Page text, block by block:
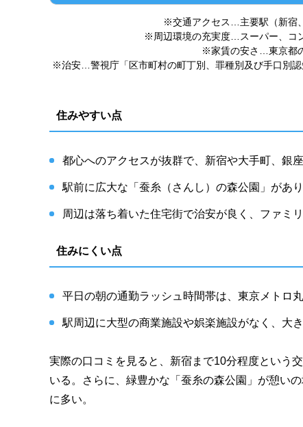
※交通アクセス…主要駅（新宿
※周辺環境の充実度…スーパー、コ
※家賃の安さ…東京都
※治安…警視庁「区市町村の町丁別、罪種別及び手口別
住みやすい点
都心へのアクセスが抜群で、新宿や大手町、銀
駅前に広大な「蚕糸（さんし）の森公園」があ
周辺は落ち着いた住宅街で治安が良く、ファミ
住みにくい点
平日の朝の通勤ラッシュ時間帯は、東京メトロ
駅周辺に大型の商業施設や娯楽施設がなく、大
実際の口コミを見ると、新宿まで10分程度という
いる。さらに、緑豊かな「蚕糸の森公園」が憩い
に多い。